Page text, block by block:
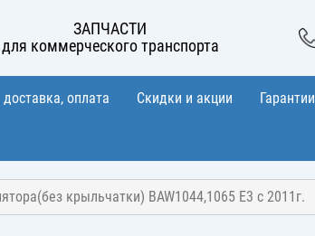
ЗАПЧАСТИ
для коммерческого транспорта
оплата Скидки и акции Гарантии
крыльчатки) BAW1044,1065 E3 c 2011г.